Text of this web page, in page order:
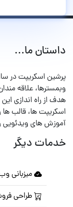
داستان ما...
وبمسترها، علاقه
هدف از راه اندازی
اسکریپت ها، قالب ها
آموزش های ویدئویی
خدمات دیگر
میزبانی
طراحی